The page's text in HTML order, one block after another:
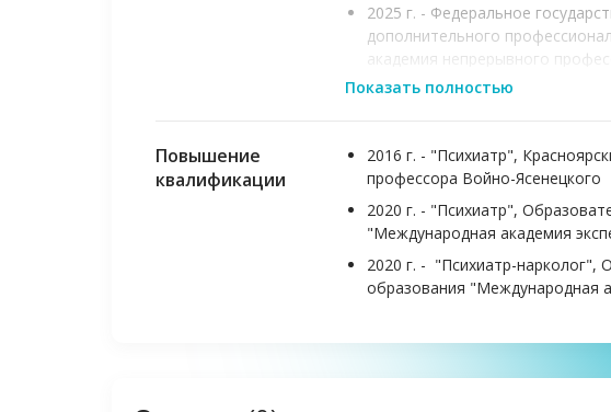
2025 г. - Федеральное
дополнительного
академия непрерывного
здравоохранения Российской
дополнительного
академия непрерывного
здравоохранения Российской
"Психиатрия - наркология"
Показать полностью
Повышение
квалификации
2016 г. - "Психиатр",
профессора Войно-Ясенецкого
2020 г. - "Психиатр",
"Международная академия
2020 г. - "Психиатр-нарколог",
образования "Международная